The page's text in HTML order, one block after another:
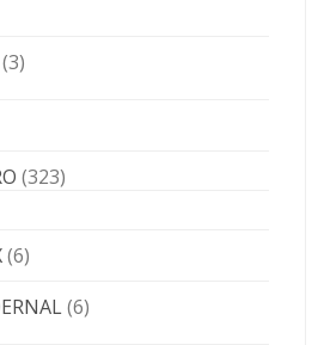
(3)
(323)
(6)
(6)